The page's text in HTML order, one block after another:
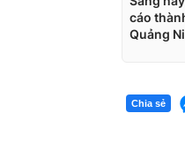
Chia sẻ